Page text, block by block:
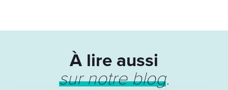
À lire aussi
sur notre blog.